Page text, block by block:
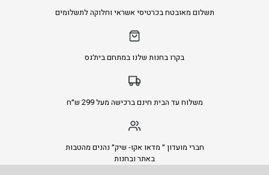
תשלום מאובטח בכרטיסי אשראי וחלוקה לתשלומים
בקרו בחנות שלנו במתחם בית׳נס
משלוח עד הבית חינם ברכישה מעל 299 ש״ח
חברי מועדון ״ מדאו אקו- שיק״ נהנים מהטבות
באתר ובחנות